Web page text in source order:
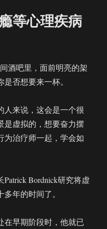
等心理疾病
酒吧里，面前明亮的架
否想要来一杯。
人来说，这会是一个很
是虚拟的，想要奋力摆
为治疗师一起，学会如
Bordnick研究将虚
年的时间了。
在早期阶段时，他就已